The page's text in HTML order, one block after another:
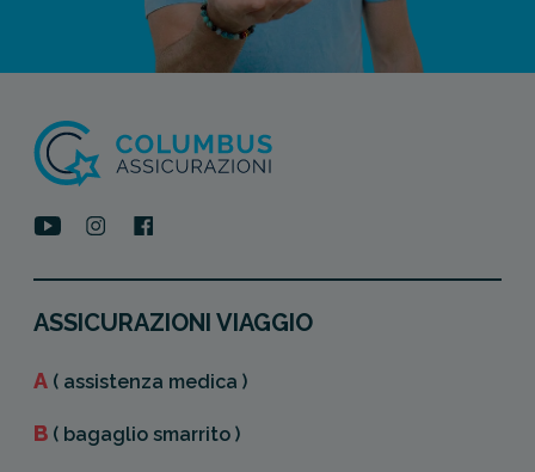
ASSICURAZIONI VIAGGIO
A ( assistenza medica )
B ( bagaglio smarrito )